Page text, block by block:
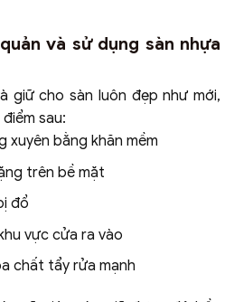
và sử dụng sàn nhựa
giữ cho sàn luôn đẹp như mới,
sau:
xuyên bằng khăn mềm
trên bề mặt
đổ
vực cửa ra vào
chất tẩy rửa mạnh